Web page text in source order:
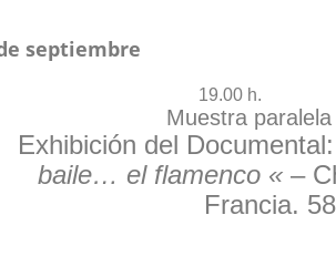
septiembre
19.00 h.
Muestra paralela
Exhibición del
baile… el flamenco «–
Francia.